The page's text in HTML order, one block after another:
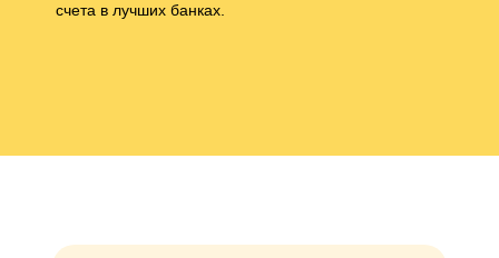
счета в лучших банках.